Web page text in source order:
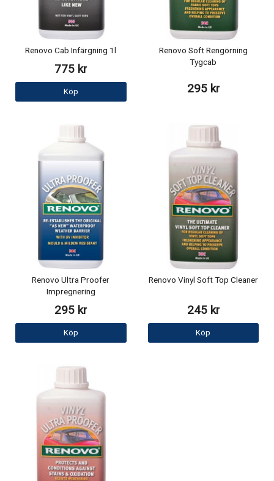
Renovo Cab Infärgning 1l
775 kr
Köp
Renovo Soft Rengörning
Tygcab
295 kr
Renovo Ultra Proofer
Impregnering
295 kr
Köp
Renovo Vinyl Soft Top Cleaner
245 kr
Köp